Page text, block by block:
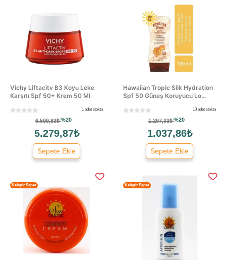
Vichy Liftacitv B3 Koyu Leke
Karşıtı Spf 50+ Krem 50 Ml
1 adet stokta
6.599,83₺%20
5.279,87₺
Sepete Ekle
Hawaiian Tropic Silk Hydration
Spf 50 Güneş Koruyucu Lo...
10 adet stokta
1.297,33₺%20
1.037,86₺
Sepete Ekle
Kelepir Sepet Kelepir Sepet